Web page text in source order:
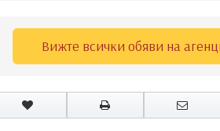
Вижте всички обяви на